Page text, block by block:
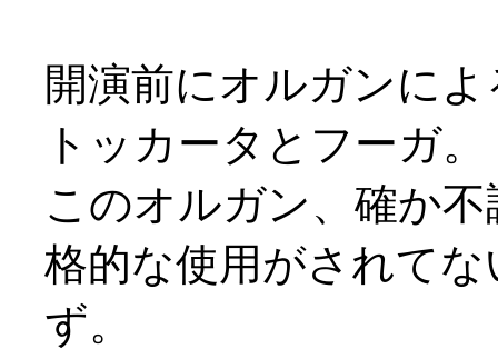
開演前にオルガンに
トッカータとフーガ。
このオルガン、確か
格的な使用がされて
ず。